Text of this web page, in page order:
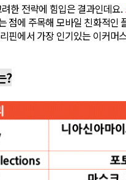
한 전략에 힘입은 결과인데요.
점에 주목해 모바일 친화적인
핀에서 가장 인기있는 이커머
?